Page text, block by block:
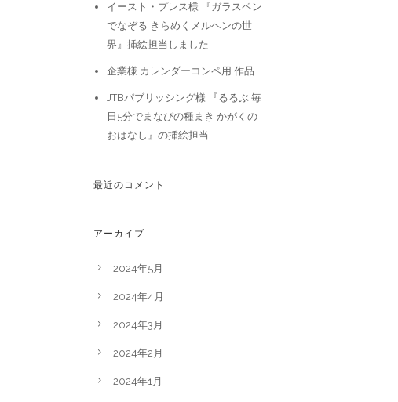
イースト・プレス様 『ガラスペン
でなぞる きらめくメルヘンの世
界』挿絵担当しました
企業様 カレンダーコンペ用 作品
JTBパブリッシング様 『るるぶ 毎
日5分でまなびの種まき かがくの
おはなし』の挿絵担当
最近のコメント
アーカイブ
2024年5月
2024年4月
2024年3月
2024年2月
2024年1月